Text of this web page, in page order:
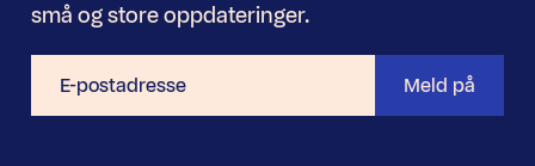
små og store oppdateringer.
postadresse
Meld på